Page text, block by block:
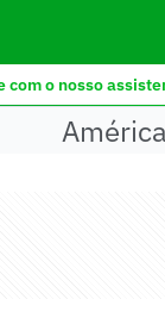
com o nosso